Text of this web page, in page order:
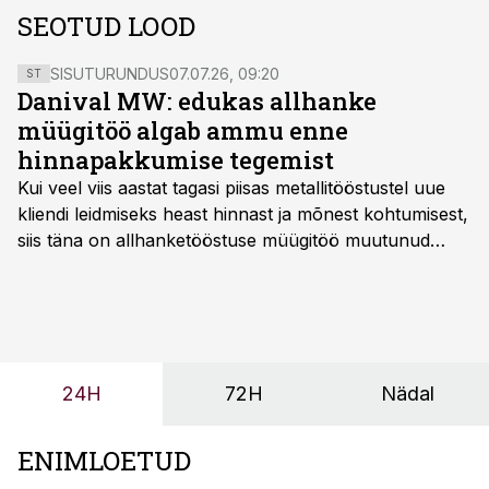
SEOTUD LOOD
ST SISUTURUNDUS07.07.26, 09:20
Danival MW: edukas allhanke
müügitöö algab ammu enne
hinnapakkumise tegemist
Kui veel viis aastat tagasi piisas metallitööstustel uue
kliendi leidmiseks heast hinnast ja mõnest kohtumisest,
siis täna on allhanketööstuse müügitöö muutunud
24H 72H Nädal
ENIMLOETUD